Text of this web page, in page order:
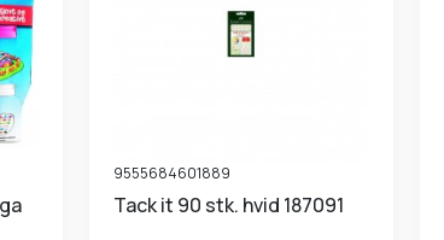
9555684601889
Tack it 90 stk. hvid 187091